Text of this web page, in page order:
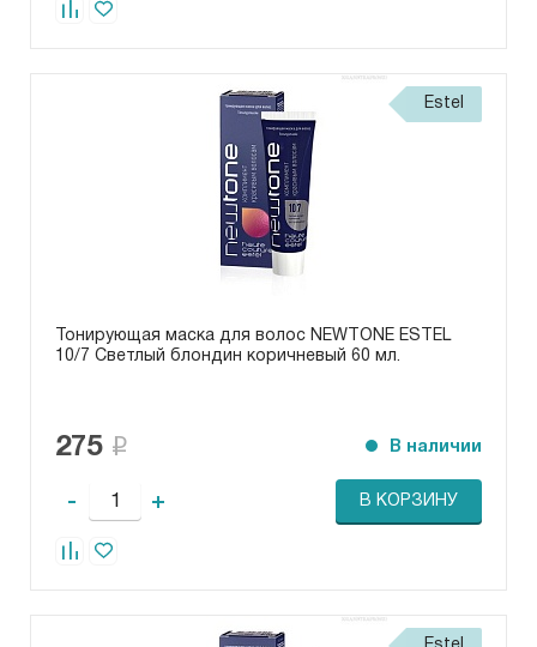
Estel
Тонирующая маска для волос NEWTONE ESTEL
10/7 Светлый блондин коричневый 60 мл.
275 В наличии
- + В КОРЗИНУ